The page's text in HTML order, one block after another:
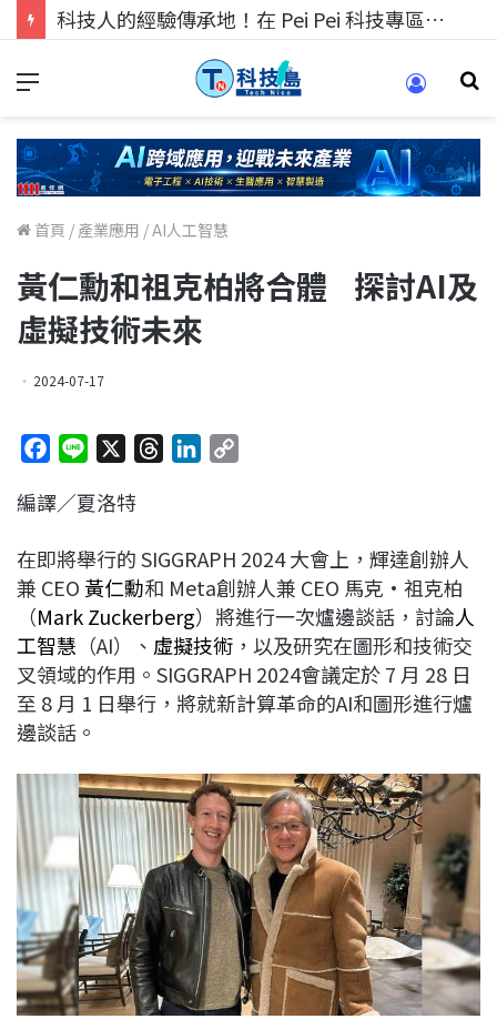
科技人的經驗傳承地！在 Pei Pei 科技專區，與學弟妹交流最硬核的技術
首頁 / 產業應用 /AI人工智慧
黃仁勳和祖克柏將合體 探討AI及
虛擬技術未來
2024-07-17
c
b
o
o
k
n
a
d
s
e
d
I
n
L
i
n
k
編譯／夏洛特
在即將舉行的 SIGGRAPH 2024 大會上，輝達創辦人
兼 CEO 黃仁勳和 Meta創辦人兼 CEO 馬克·祖克柏
（Mark Zuckerberg）將進行一次爐邊談話，討論人
工智慧 （AI）、 虛擬技術 ，以及研究在圖形和技術交
叉領域的作用。SIGGRAPH 2024會議定於 7 月 28 日
至 8 月 1 日舉行，將就新計算革命的AI和圖形進行爐
邊談話。